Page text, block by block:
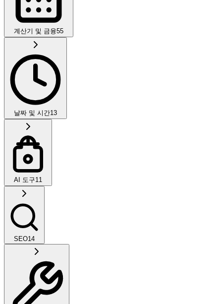
계산기 및 금융55
날짜 및 시간13
AI 도구11
SEO14